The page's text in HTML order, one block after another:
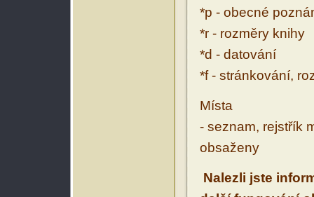
*p - obecné
*r - rozměry knihy
*d - datování
*f - stránkování,
Místa
- seznam, rejstřík
obsaženy
Nalezli jste